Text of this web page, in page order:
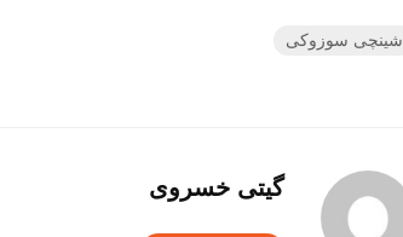
شینچی سوزوکی
گیتی خسروی